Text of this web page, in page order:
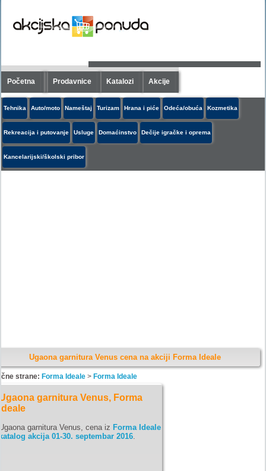
Početna Prodavnice Katalozi Akcije
Tehnika Auto/moto Nameštaj Turizam Hrana i piće Odeća/obuća Kozmetika
Rekreacija i putovanje Usluge Domaćinstvo Dečije igračke i oprema
Kancelarijski/školski pribor
Ugaona garnitura Venus cena na akciji Forma Ideale
strane: Forma Ideale> Forma Ideale
garnitura Venus, Forma
garnitura Venus, cena iz Forma Ideale
akcija 01-30. septembar 2016.